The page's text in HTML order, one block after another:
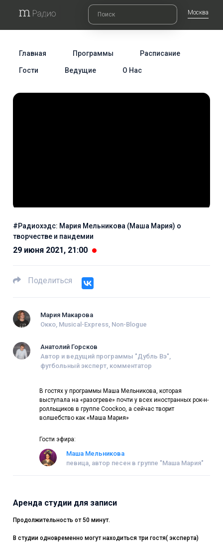
Москва
Главная Программы Расписание
Гости Ведущие О Нас
#Радиохэдс: Мария Мельникова (Маша Мария) о
творчестве и пандемии
29 июня 2021, 21:00
Поделиться
Мария Макарова
Окко, Musical-Express, Non-Blogue
Анатолий Горсков
Автор и ведущий программы "Дубль Вэ",
футбольный эксперт, комментатор
В гостях у программы Маша Мельникова, которая
выступала на «разогреве» почти у всех иностранных рок-н-
ролльщиков в группе Coockoo, а сейчас творит
волшебство как «Маша Мария»
Гости эфира:
Маша Мельникова
певица, автор песен в группе "Маша Мария"
Аренда студии для записи
Продолжительность от 50 минут.
В студии одновременно могут находиться три гостя( эксперта)